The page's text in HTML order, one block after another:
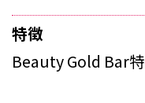
特徴
Beauty Gold Bar